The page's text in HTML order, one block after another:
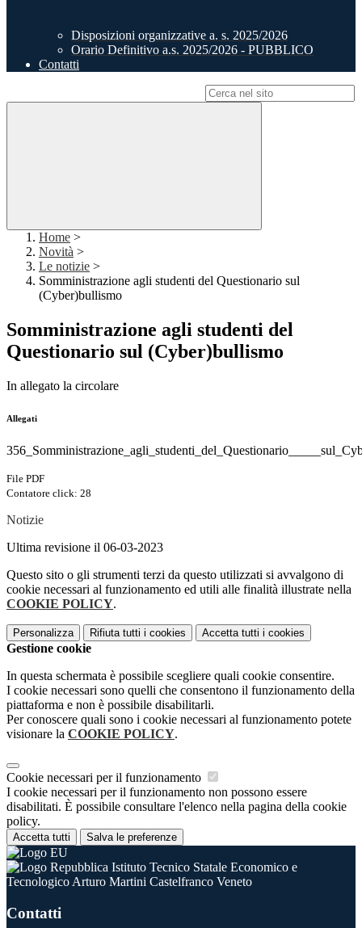
Disposizioni organizzative a. s. 2025/2026
Orario Definitivo a.s. 2025/2026 - PUBBLICO
Contatti
Home >
Novità >
Le notizie >
Somministrazione agli studenti del Questionario sul
(Cyber)bullismo
Somministrazione agli studenti del
Questionario sul (Cyber)bullismo
In allegato la circolare
Allegati
File PDF
Contatore click: 28
Notizie
Ultima revisione il 06-03-2023
Questo sito o gli strumenti terzi da questo utilizzati si avvalgono di
cookie necessari al funzionamento ed utili alle finalità illustrate nella
COOKIE POLICY.
Personalizza Rifiuta tutti i cookies Accetta tutti i cookies
Gestione cookie
In questa schermata è possibile scegliere quali cookie consentire.
I cookie necessari sono quelli che consentono il funzionamento della
piattaforma e non è possibile disabilitarli.
Per conoscere quali sono i cookie necessari al funzionamento potete
visionare la COOKIE POLICY.
Cookie necessari per il funzionamento
I cookie necessari per il funzionamento non possono essere
disabilitati. È possibile consultare l'elenco nella pagina della cookie
policy.
Accetta tutti Salva le preferenze
Istituto Tecnico Statale Economico e
Tecnologico Arturo Martini Castelfranco Veneto
Contatti